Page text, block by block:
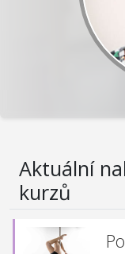
Aktuální
kurzů